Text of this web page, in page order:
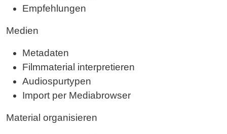
Empfehlungen
Medien
Metadaten
Filmmaterial interpretieren
Audiospurtypen
Import per Mediabrowser
Material organisieren